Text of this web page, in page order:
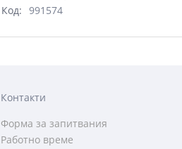
Код: 991574
Контакти
Форма за запитвания
Работно време